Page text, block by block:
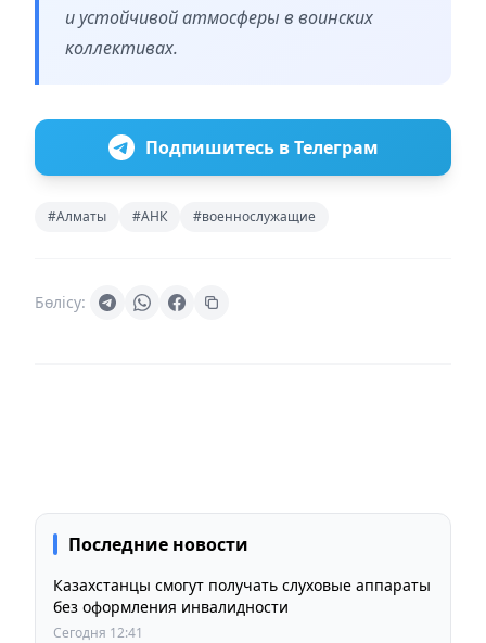
и устойчивой атмосферы в воинских
коллективах.
Подпишитесь в Телеграм
#Алматы #АНК #военнослужащие
Бөлісу:
Последние новости
Казахстанцы смогут получать слуховые аппараты
без оформления инвалидности
Сегодня 12:41